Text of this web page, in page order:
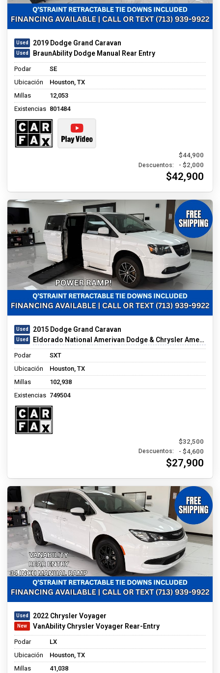
2019 Dodge Grand Caravan
BraunAbility Dodge Manual Rear Entry
Podar
SE
Ubicación
Houston, TX
Millas
12,053
Existencias 801484
$44,900
Descuentos: - $2,000
$42,900
2015 Dodge Grand Caravan
Eldorado National Amerivan Dodge & Chrysler Amerivan
Podar
SXT
Ubicación
Houston, TX
Millas
102,938
Existencias 749504
$32,500
Descuentos: - $4,600
$27,900
2022 Chrysler Voyager
VanAbility Chrysler Voyager Rear-Entry
Podar
LX
Ubicación
Houston, TX
Millas
41,038